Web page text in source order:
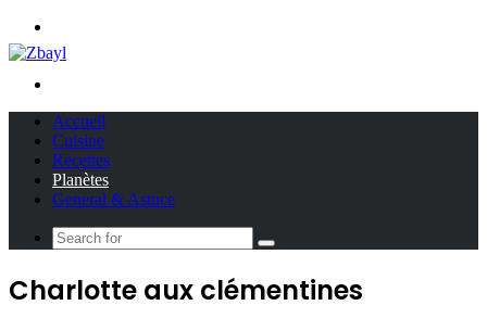
Accueil
Cuisine
Recettes
Planètes
General & Astuce
Search
Charlotte aux clémentines